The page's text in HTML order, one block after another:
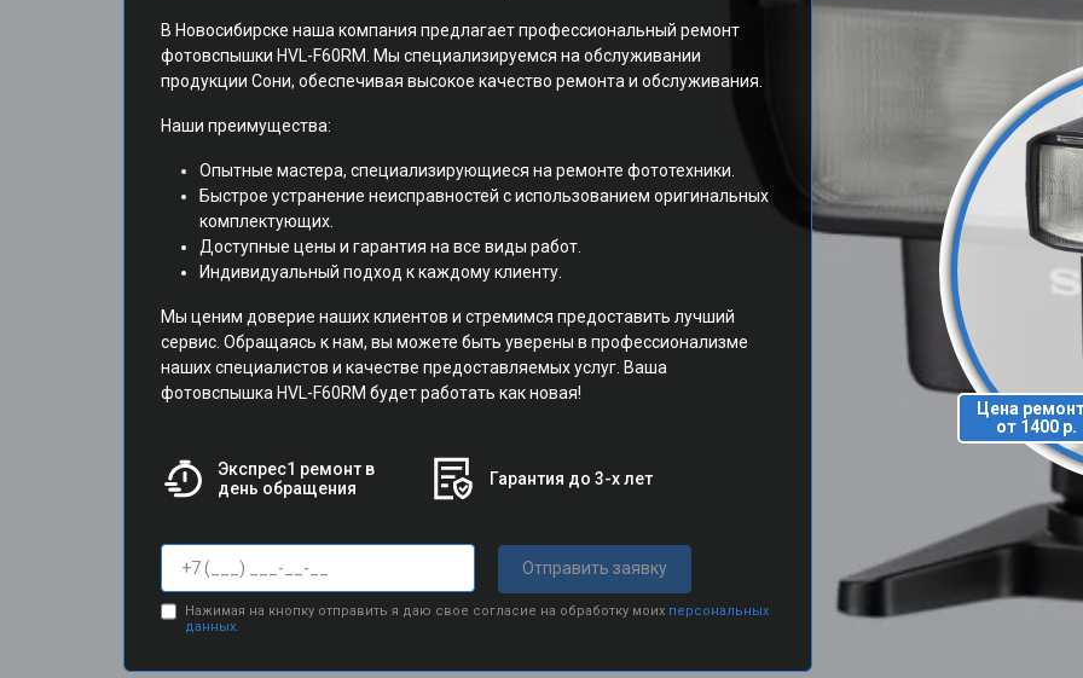
В Новосибирске наша компания предлагает профессиональный ремонт
фотовспышки HVL-F60RM. Мы специализируемся на обслуживании
продукции Сони, обеспечивая высокое качество ремонта и обслуживания.
Наши преимущества:
Опытные мастера, специализирующиеся на ремонте фототехники.
Быстрое устранение неисправностей с использованием оригинальных
комплектующих.
Доступные цены и гарантия на все виды работ.
Индивидуальный подход к каждому клиенту.
Мы ценим доверие наших клиентов и стремимся предоставить лучший
сервис. Обращаясь к нам, вы можете быть уверены в профессионализме
наших специалистов и качестве предоставляемых услуг. Ваша
фотовспышка HVL-F60RM будет работать как новая!
Экспрес1 ремонт в
день обращения
Гарантия до 3-х лет
Отправить заявку
Нажимая на кнопку отправить я даю свое согласие на обработку моих персональных
данных.
Цена
от 1400 р.